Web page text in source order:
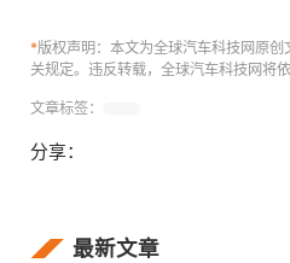
*版权声明：本文为全球汽车科技网原
关规定。违反转载，全球汽车科技网将
文章标签：
分享：
最新文章